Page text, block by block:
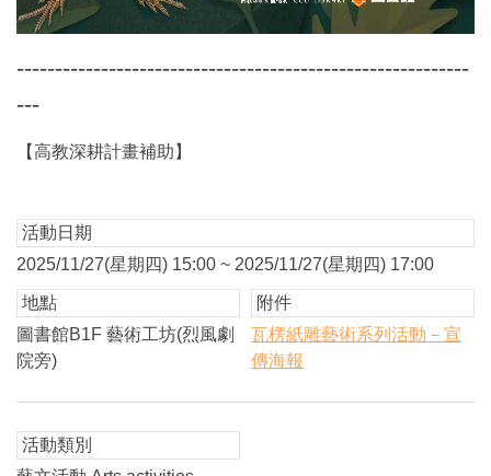
-----------------------------------------------------------
---
【高教深耕計畫補助】
活動日期
2025/11/27(星期四) 15:00 ~ 2025/11/27(星期四) 17:00
地點
圖書館B1F 藝術工坊(烈風劇
院旁)
附件
瓦楞紙雕藝術系列活動－宣
傳海報
活動類別